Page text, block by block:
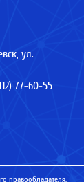
ул.
77-60-55
правообладателя.